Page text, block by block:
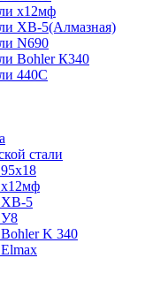
х12мф
ХВ-5(Алмазная)
N690
Bohler К340
440С
стали
ХВ-5
У8
K 340